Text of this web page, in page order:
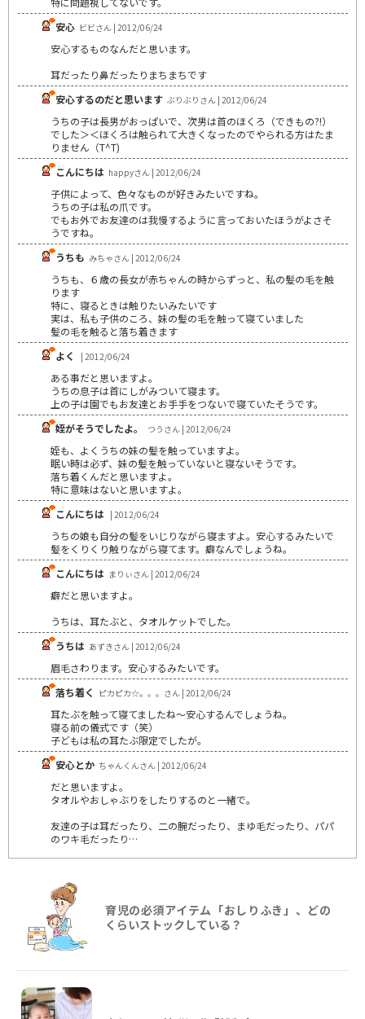
安心 ビビさん | 2012/06/24
安心するものなんだと思います。
耳だったり鼻だったりまちまちです
安心するのだと思います ぶりぶりさん | 2012/06/24
うちの子は長男がおっぱいで、次男は首のほくろ（できもの?!）
でした＞＜ほくろは触られて大きくなったのでやられる方はたま
りません（T^T)
こんにちは happyさん | 2012/06/24
子供によって、色々なものが好きみたいですね。
うちの子は私の爪です。
でもお外でお友達のは我慢するように言っておいたほうがよさそ
うですね。
うちも みちゃさん | 2012/06/24
うちも、６歳の長女が赤ちゃんの時からずっと、私の髪の毛を触
ります
特に、寝るときは触りたいみたいです
実は、私も子供のころ、妹の髪の毛を触って寝ていました
髪の毛を触ると落ち着きます
よく
| 2012/06/24
ある事だと思いますよ。
うちの息子は首にしがみついて寝ます。
上の子は園でもお友達とお手手をつないで寝ていたそうです。
姪がそうでしたよ。
つうさん | 2012/06/24
姪も、よくうちの妹の髪を触っていますよ。
眠い時は必ず、妹の髪を触っていないと寝ないそうです。
落ち着くんだと思いますよ。
特に意味はないと思いますよ。
こんにちは | 2012/06/24
うちの娘も自分の髪をいじりながら寝ますよ。安心するみたいで
髪をくりくり触りながら寝てます。癖なんでしょうね。
こんにちは まりぃさん | 2012/06/24
癖だと思いますよ。
うちは、耳たぶと、タオルケットでした。
うちは あずきさん | 2012/06/24
眉毛さわります。安心するみたいです。
落ち着く ピカピカ☆。。。さん | 2012/06/24
耳たぶを触って寝てましたね～安心するんでしょうね。
寝る前の儀式です（笑）
子どもは私の耳たぶ限定でしたが。
安心とか ちゃんくんさん | 2012/06/24
だと思いますよ。
タオルやおしゃぶりをしたりするのと一緒で。
友達の子は耳だったり、二の腕だったり、まゆ毛だったり、パパ
のワキ毛だったり…
育児の必須アイテム「おしりふき」、どの
くらいストックしている？